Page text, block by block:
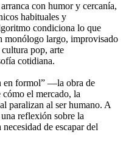
con humor y cercanía,
habituales y
condiciona lo que
monólogo largo, improvisado
pop, arte
cotidiana.
en formol” —la obra de
el mercado, la
paralizan al ser humano. A
reflexión sobre la
de escapar del